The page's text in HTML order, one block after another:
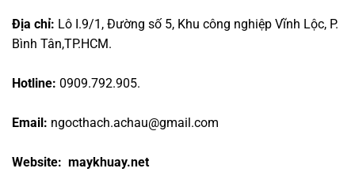
Địa chỉ: Lô I.9/1, Đường số 5, Khu công nghiệp Vĩnh Lộc, P.
Bình Tân,TP.HCM.
Hotline: 0909.792.905.
Email: ngocthach.achau@gmail.com
Website: maykhuay.net